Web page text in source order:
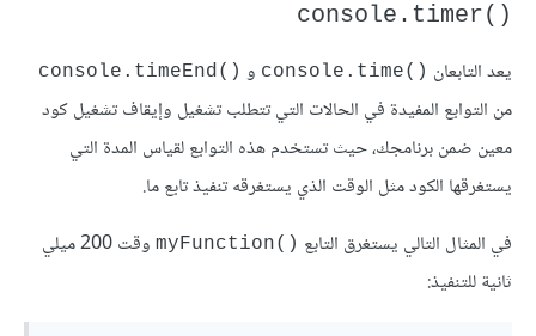
()console.timer
يعد التابعان ()console.time و ()console.timeEnd
من التوابع المفيدة في الحالات التي تتطلب تشغيل وإيقاف تشغيل كود
معين ضمن برنامجك، حيث تستخدم هذه التوابع لقياس المدة التي
يستغرقها الكود مثل الوقت الذي يستغرقه تنفيذ تابع ما.
في المثال التالي يستغرق التابع ()myFunction
وقت 200 ميلي
ثانية للتنفيذ: